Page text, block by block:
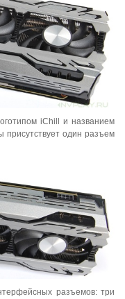
iChill и названием
присутствует один разъем
разъемов: три